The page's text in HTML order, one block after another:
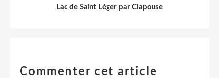
Lac de Saint Léger par Clapouse
Commenter cet article